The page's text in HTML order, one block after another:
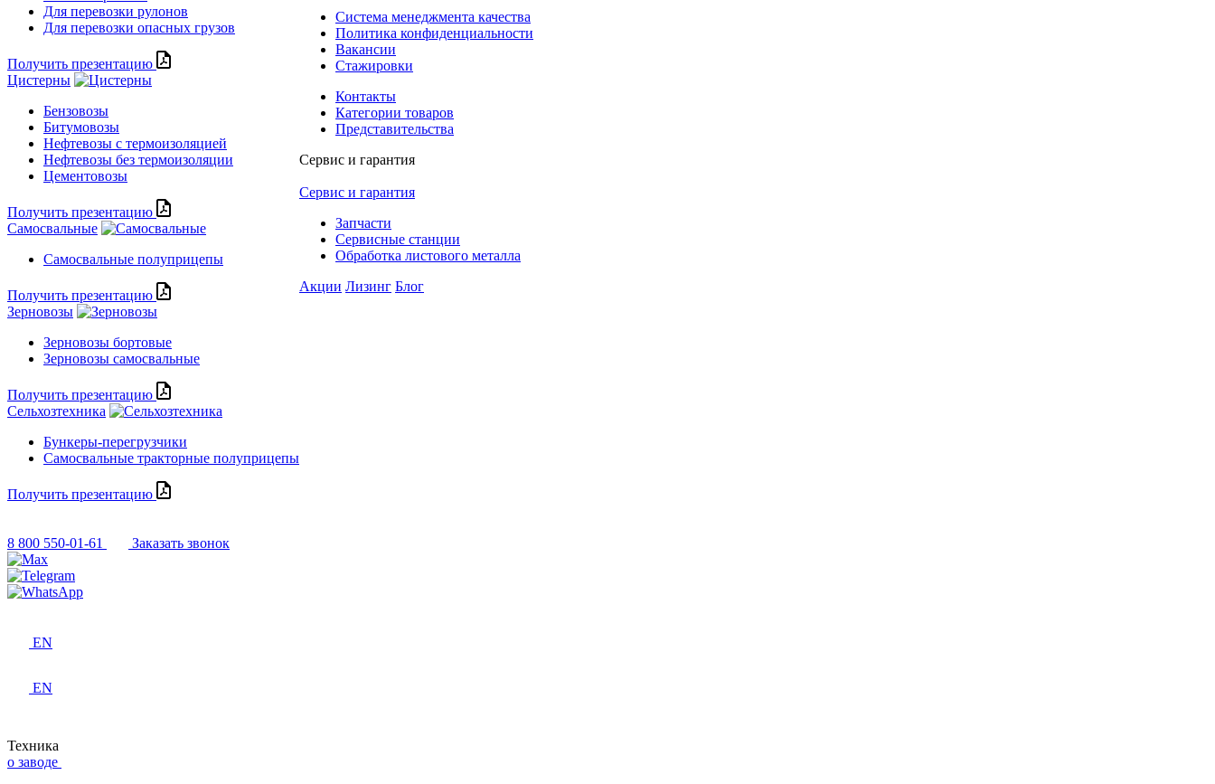
Для перевозки рулонов
Для перевозки опасных грузов
Получить презентацию
Цистерны
Бензовозы
Битумовозы
Нефтевозы с термоизоляцией
Нефтевозы без термоизоляции
Цементовозы
Получить презентацию
Самосвальные
Самосвальные полуприцепы
Получить презентацию
Зерновозы
Зерновозы бортовые
Зерновозы самосвальные
Получить презентацию
Сельхозтехника
Бункеры-перегрузчики
Самосвальные тракторные полуприцепы
Получить презентацию
Система менеджмента качества
Политика конфиденциальности
Вакансии
Стажировки
Контакты
Категории товаров
Представительства
Сервис и гарантия
Сервис и гарантия
Запчасти
Сервисные станции
Обработка листового металла
Акции Лизинг Блог
8 800 550-01-61 Заказать звонок
EN
EN
Техника
о заводе